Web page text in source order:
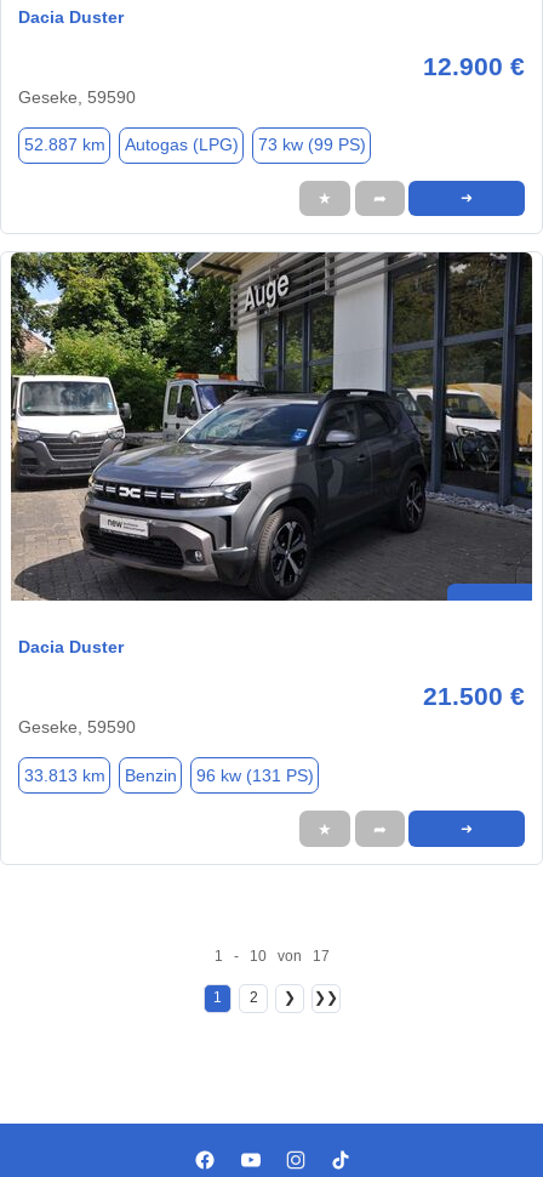
Dacia Duster
12.900 €
Geseke, 59590
52.887 km Autogas (LPG) 73 kw (99 PS)
★ ➦ ➜
Dacia Duster
21.500 €
Geseke, 59590
33.813 km Benzin 96 kw (131 PS)
★ ➦ ➜
1 - 10 von 17
1 2 ❯ ❯❯